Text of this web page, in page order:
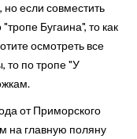
если совместить
Бугаина", то как
осмотреть все
то по тропе "У
от Приморского
на главную поляну